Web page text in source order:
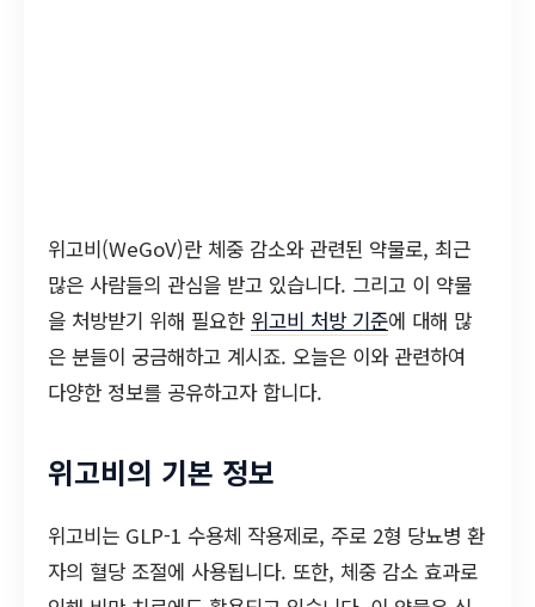
위고비(WeGoV)란 체중 감소와 관련된 약물로, 최근
많은 사람들의 관심을 받고 있습니다. 그리고 이 약물
을 처방받기 위해 필요한 위고비 처방 기준에 대해 많
은 분들이 궁금해하고 계시죠. 오늘은 이와 관련하여
다양한 정보를 공유하고자 합니다.
위고비의 기본 정보
위고비는 GLP-1 수용체 작용제로, 주로 2형 당뇨병 환
자의 혈당 조절에 사용됩니다. 또한, 체중 감소 효과로